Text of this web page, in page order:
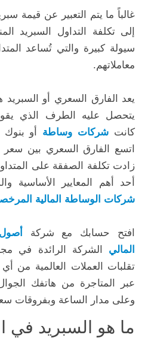
غالباً ما يتم التعبير عن قيمة
إلى تكلفة التداول السبريد
سيولة كبيرة والتي تُساعد
معاملاتهم.
يعد الفارق السعري أو
يتحصل عليه الطرف الذي
كانت شركات وساطة أو
اتسع الفارق السعري بين سعر
زادت تكلفة الصفقة على
أحد أهم المعايير الأساسية
شركات الوساطة المالية
افتح حسابك مع شركة أصول
المالي الشركة الرائدة في
تقلبات العملات العالمية من
عبر المتاجرة من هاتفك
وعلى مدار الساعة وبفروقات
ما هو السبريد في